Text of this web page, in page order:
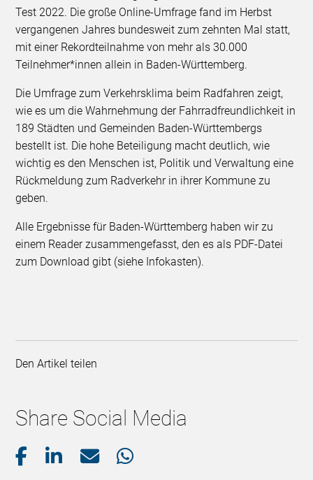
Test 2022. Die große Online-Umfrage fand im Herbst
vergangenen Jahres bundesweit zum zehnten Mal statt,
mit einer Rekordteilnahme von mehr als 30.000
Teilnehmer*innen allein in Baden-Württemberg.
Die Umfrage zum Verkehrsklima beim Radfahren zeigt,
wie es um die Wahrnehmung der Fahrradfreundlichkeit in
189 Städten und Gemeinden Baden-Württembergs
bestellt ist. Die hohe Beteiligung macht deutlich, wie
wichtig es den Menschen ist, Politik und Verwaltung eine
Rückmeldung zum Radverkehr in ihrer Kommune zu
geben.
Alle Ergebnisse für Baden-Württemberg haben wir zu
einem Reader zusammengefasst, den es als PDF-Datei
zum Download gibt (siehe Infokasten).
Den Artikel teilen
Share Social Media